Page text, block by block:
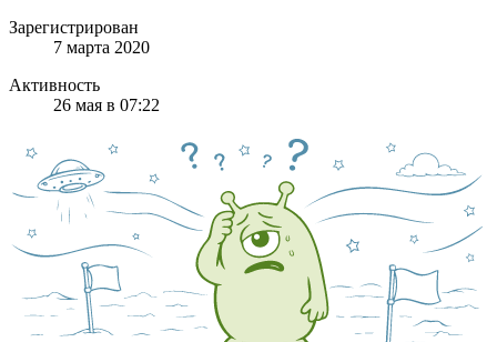
Зарегистрирован
7 марта 2020
Активность
26 мая в 07:22